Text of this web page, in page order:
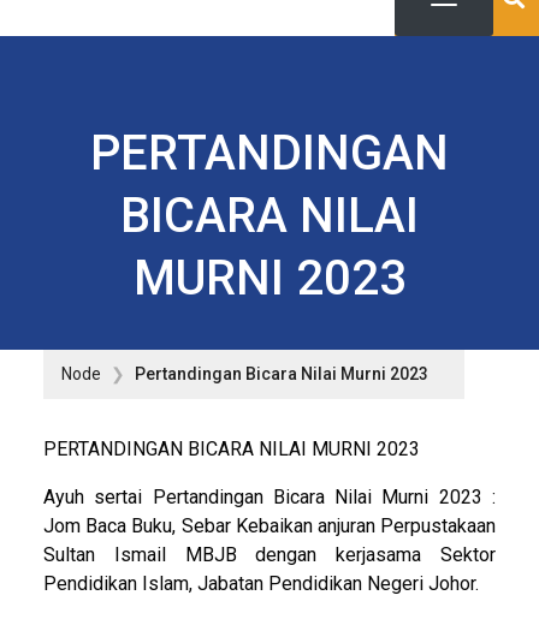
PERTANDINGAN
BICARA NILAI
MURNI 2023
Node Pertandingan Bicara Nilai Murni 2023
PERTANDINGAN BICARA NILAI MURNI 2023
Ayuh sertai Pertandingan Bicara Nilai Murni 2023 :
Jom Baca Buku, Sebar Kebaikan anjuran Perpustakaan
Sultan Ismail MBJB dengan kerjasama Sektor
Pendidikan Islam, Jabatan Pendidikan Negeri Johor.